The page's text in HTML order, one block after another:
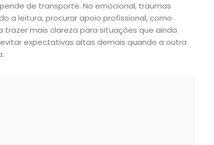
de transporte. No emocional, traumas
a leitura, procurar apoio profissional, como
trazer mais clareza para situações que ainda
expectativas altas demais quando a outra